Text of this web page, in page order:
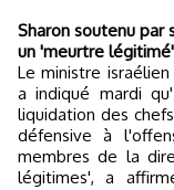
Sharon soutenu par
un 'meurtre légitimé'
Le ministre
a indiqué mardi
liquidation des
défensive à
membres de la
légitimes', a